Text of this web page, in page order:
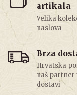
artikala
Velika
naslova
Brza
Hrvatska
naš partner
dostavi